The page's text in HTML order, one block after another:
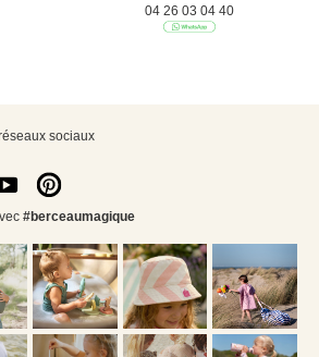
04 26 03 04 40
sociaux
#berceaumagique